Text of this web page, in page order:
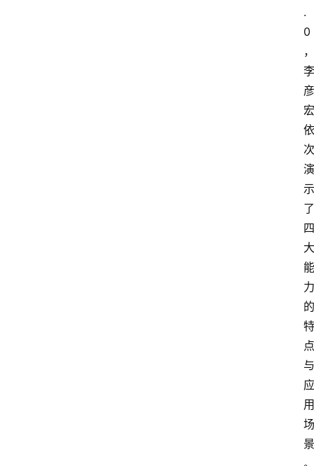
.
0
，
李
彦
宏
依
次
演
示
了
四
大
能
力
的
特
点
与
应
用
场
景
。